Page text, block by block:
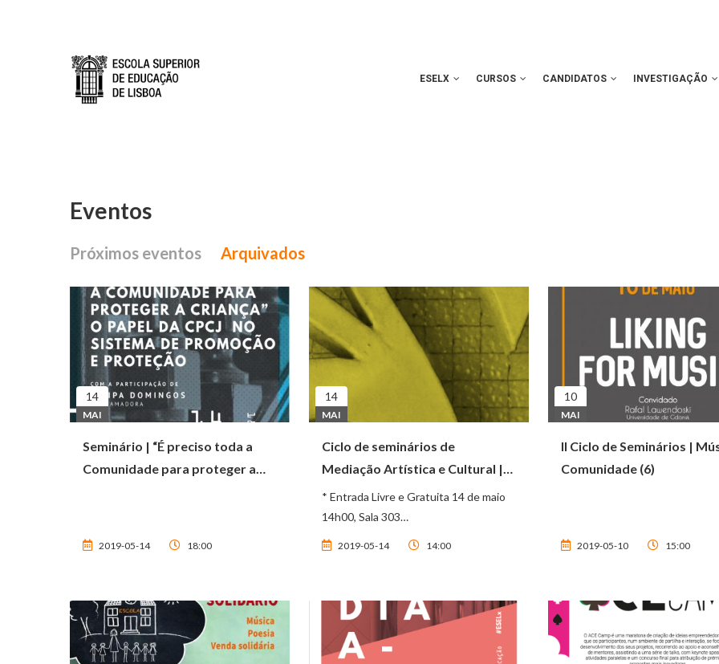
ESELX CURSOS CANDIDATOS INVESTIGAÇÃO
Eventos
Próximos eventos Arquivados
14
MAI
Seminário | “É preciso toda a
Comunidade para proteger a
2019-05-14 18:00
14
MAI
Ciclo de seminários de
Mediação Artística e Cultural |
2019 (2)
* Entrada Livre e Gratuita 14 de maio
14h00, Sala 303…
2019-05-14 14:00
10
MAI
II Ciclo de Seminários |
Comunidade (6)
2019-05-10 15:00